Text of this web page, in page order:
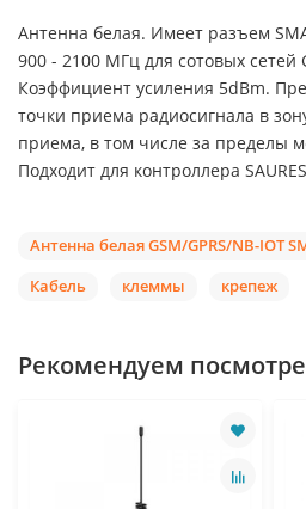
Антенна белая. Имеет разъем
900 - 2100 МГц для сотовых сетей
Коэффициент усиления 5dBm.
точки приема радиосигнала в
приема, в том числе за пределы
Подходит для контроллера
Антенна белая GSM/GPRS/NB-IOT
Кабель
клеммы крепеж
Рекомендуем